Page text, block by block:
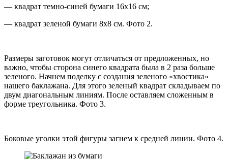
— квадрат темно-синей бумаги 16х16 см;
— квадрат зеленой бумаги 8х8 см. Фото 2.
Размеры заготовок могут отличаться от предложенных, но
важно, чтобы сторона синего квадрата была в 2 раза больше
зеленого. Начнем поделку с создания зеленого «хвостика»
нашего баклажана. Для этого зеленый квадрат складываем по
двум диагональным линиям. После оставляем сложенным в
форме треугольника. Фото 3.
Боковые уголки этой фигуры загнем к средней линии. Фото 4.